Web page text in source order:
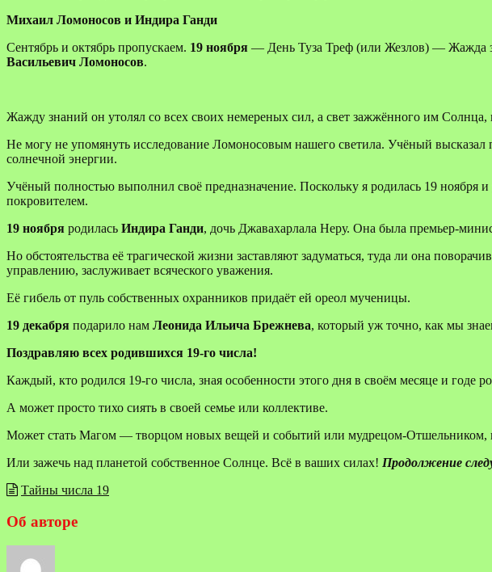
Михаил Ломоносов и Индира Ганди
Сентябрь и октябрь пропускаем. 19 ноября — День Туза Треф (или Жезлов) — Жажда
Васильевич Ломоносов.
Жажду знаний он утолял со всех своих немереных сил, а свет зажжённого им
Не могу не упомянуть исследование Ломоносовым нашего светила. Учёный
солнечной энергии.
Учёный полностью выполнил своё предназначение. Поскольку я родилась 19
покровителем.
19 ноября родилась Индира Ганди, дочь Джавахарлала Неру. Она была премьер-
Но обстоятельства её трагической жизни заставляют задуматься, туда ли она
управлению, заслуживает всяческого уважения.
Её гибель от пуль собственных охранников придаёт ей ореол мученицы.
19 декабря подарило нам Леонида Ильича Брежнева, который уж точно, как мы
Поздравляю всех родившихся 19-го числа!
Каждый, кто родился 19-го числа, зная особенности этого дня в своём месяце и годе
А может просто тихо сиять в своей семье или коллективе.
Может стать Магом — творцом новых вещей и событий или мудрецом-Отшельником, к
Или зажечь над планетой собственное Солнце. Всё в ваших силах! Продолжение
Тайны числа 19
Об авторе